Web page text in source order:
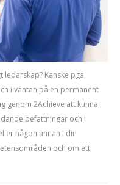
Kanske pga
i väntan på en permanent
genom 2Achieve att kunna
befattningar och i
någon annan i din
och om ett